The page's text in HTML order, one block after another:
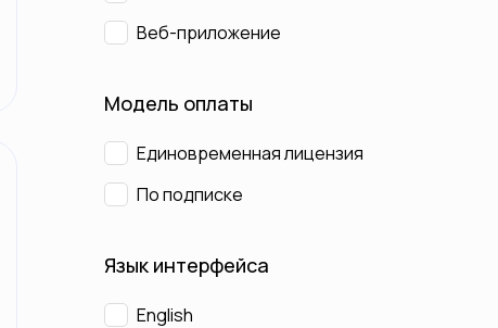
Веб-приложение
Модель оплаты
Единовременная лицензия
По подписке
Язык интерфейса
English